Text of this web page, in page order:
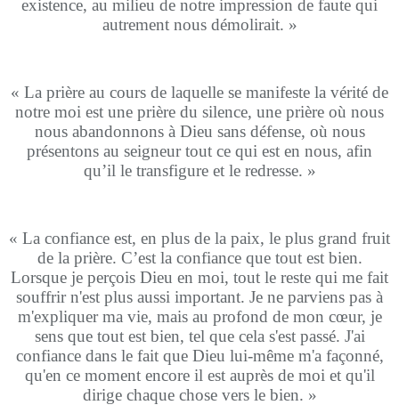
existence, au milieu de notre impression de faute qui
autrement nous démolirait. »
« La prière au cours de laquelle se manifeste la vérité de
notre moi est une prière du silence, une prière où nous
nous abandonnons à Dieu sans défense, où nous
présentons au seigneur tout ce qui est en nous, afin
qu’il le transfigure et le redresse. »
« La confiance est, en plus de la paix, le plus grand fruit
de la prière. C’est la confiance que tout est bien.
Lorsque je perçois Dieu en moi, tout le reste qui me fait
souffrir n'est plus aussi important. Je ne parviens pas à
m'expliquer ma vie, mais au profond de mon cœur, je
sens que tout est bien, tel que cela s'est passé. J'ai
confiance dans le fait que Dieu lui-même m'a façonné,
qu'en ce moment encore il est auprès de moi et qu'il
dirige chaque chose vers le bien. »